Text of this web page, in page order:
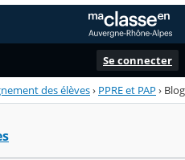
Se connecter
des élèves› PPRE et PAP › Blog